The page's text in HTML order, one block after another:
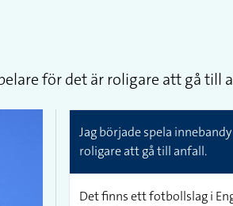
för det är roligare att gå till
Jag började spela
roligare att gå till anfall.
Det finns ett fotbollslag i